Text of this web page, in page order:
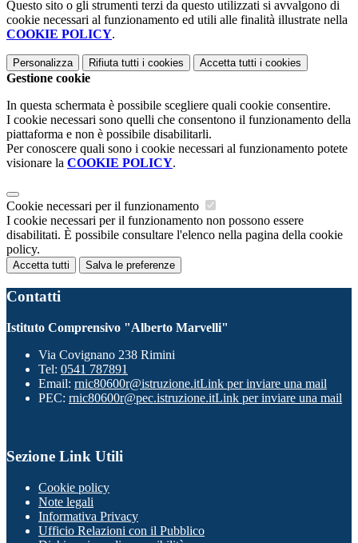
Questo sito o gli strumenti terzi da questo utilizzati si avvalgono di
cookie necessari al funzionamento ed utili alle finalità illustrate nella
COOKIE POLICY.
Personalizza Rifiuta tutti i cookies Accetta tutti i cookies
Gestione cookie
In questa schermata è possibile scegliere quali cookie consentire.
I cookie necessari sono quelli che consentono il funzionamento della
piattaforma e non è possibile disabilitarli.
Per conoscere quali sono i cookie necessari al funzionamento potete
visionare la COOKIE POLICY.
Cookie necessari per il funzionamento
I cookie necessari per il funzionamento non possono essere
disabilitati. È possibile consultare l'elenco nella pagina della cookie
policy.
Accetta tutti Salva le preferenze
Contatti
Istituto Comprensivo "Alberto Marvelli"
Via Covignano 238 Rimini
Tel: 0541 787891
Email: rnic80600r@istruzione.itLink per inviare una mail
PEC: rnic80600r@pec.istruzione.itLink per inviare una mail
Sezione Link Utili
Cookie policy
Note legali
Informativa Privacy
Ufficio Relazioni con il Pubblico